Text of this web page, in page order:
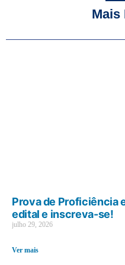
Mais
Prova de Proficiência
edital e inscreva-se!
julho 29, 2026
Ver mais